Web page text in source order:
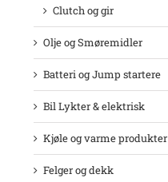
Clutch og gir
Olje og Smøremidler
Batteri og Jump startere
Bil Lykter & elektrisk
Kjøle og varme produkter
Felger og dekk